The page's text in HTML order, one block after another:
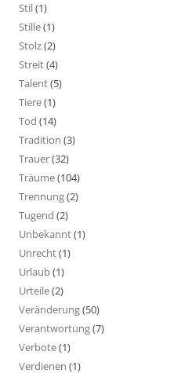
Stil(1)
Stille(1)
Stolz(2)
Streit(4)
Talent(5)
Tiere(1)
Tod (14)
Tradition (3)
Trauer(32)
Träume(104)
Trennung(2)
Tugend (2)
Unbekannt(1)
Unrecht(1)
Urlaub(1)
Urteile(2)
Veränderung(50)
Verantwortung(7)
Verbote(1)
Verdienen (1)